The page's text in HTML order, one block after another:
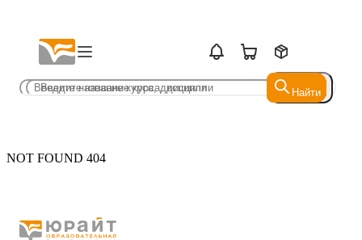
Найти
Найти
NOT FOUND 404